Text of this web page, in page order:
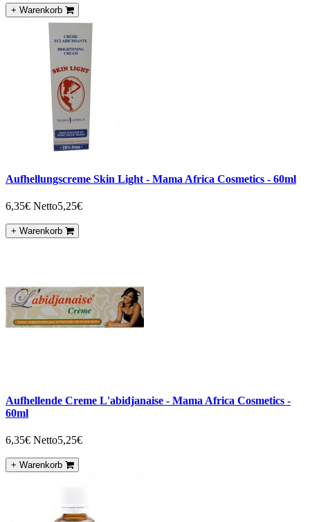
+ Warenkorb
Aufhellungscreme Skin Light - Mama Africa Cosmetics - 60ml
6,35€ Netto5,25€
+ Warenkorb
Aufhellende Creme L'abidjanaise - Mama Africa Cosmetics -
60ml
6,35€ Netto5,25€
+ Warenkorb